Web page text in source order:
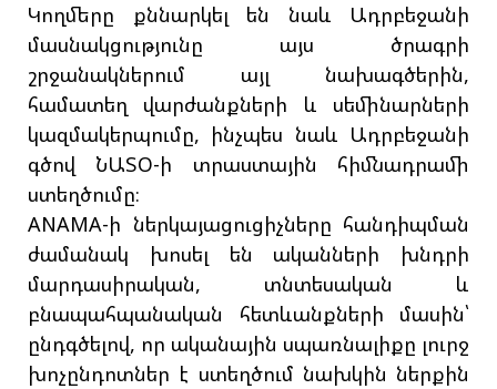
Կողմերը քննարկել են նաև Ադրբեջանի
մասնակցությունը այս ծրագրի
շրջանակներում այլ նախագծերին,
համատեղ վարժանքների և սեմինարների
կազմակերպումը, ինչպես նաև Ադրբեջանի
գծով ՆԱՏՕ-ի տրաստային հիմնադրամի
ստեղծումը։
ANAMA-ի ներկայացուցիչները հանդիպման
ժամանակ խոսել են ականների խնդրի
մարդասիրական, տնտեսական և
բնապահպանական հետևանքների մասին՝
ընդգծելով, որ ականային սպառնալիքը լուրջ
խոչընդոտներ է ստեղծում նախկին ներքին